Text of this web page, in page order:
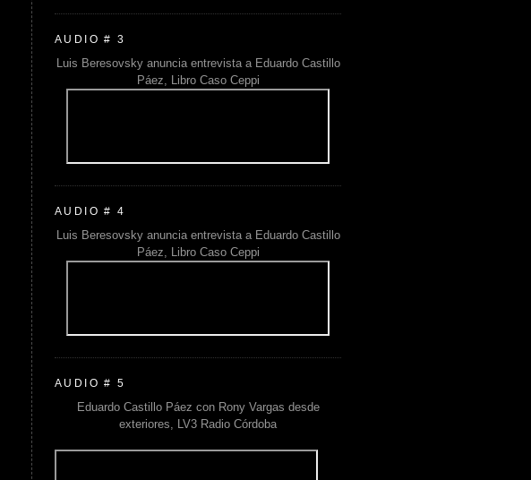
AUDIO # 3
Luis Beresovsky anuncia entrevista a Eduardo Castillo
Páez, Libro Caso Ceppi
AUDIO # 4
Luis Beresovsky anuncia entrevista a Eduardo Castillo
Páez, Libro Caso Ceppi
AUDIO # 5
Eduardo Castillo Páez con Rony Vargas desde
exteriores, LV3 Radio Córdoba